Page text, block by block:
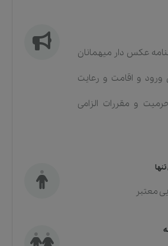
عکس دار میهمانان
ورود و اقامت و رعایت
و مقررات الزامی
معتبر